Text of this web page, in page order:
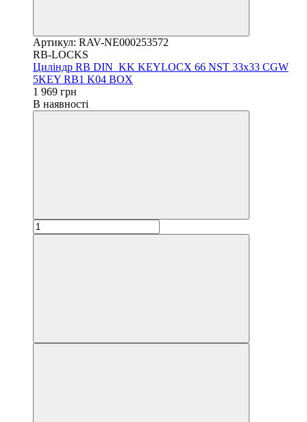
Артикул: RAV-NE000253572
RB-LOCKS
Циліндр RB DIN_KK KEYLOCX 66 NST 33x33 CGW
5KEY RB1 K04 BOX
1 969 грн
В наявності